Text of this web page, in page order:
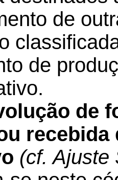
de
de
de
recebida
(cf. Ajuste